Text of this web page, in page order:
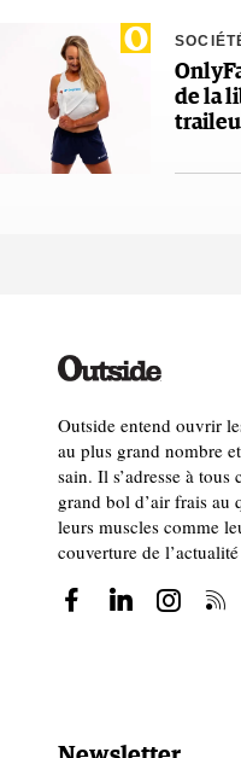
de la
Outside entend ouvrir
au plus grand nombre
sain. Il s’adresse à
grand bol d’air frais au
leurs muscles comme
couverture de